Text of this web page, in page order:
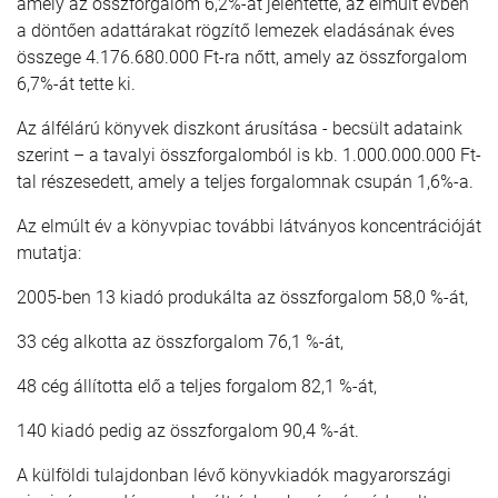
a döntően adattárakat rögzítő lemezek eladásának éves
összege 4.176.680.000 Ft-ra nőtt, amely az összforgalom
6,7%-át tette ki.
Az álfélárú könyvek diszkont árusítása - becsült adataink
szerint – a tavalyi összforgalomból is kb. 1.000.000.000 Ft-
tal részesedett, amely a teljes forgalomnak csupán 1,6%-a.
Az elmúlt év a könyvpiac további látványos koncentrációját
mutatja:
2005-ben 13 kiadó produkálta az összforgalom 58,0 %-át,
33 cég alkotta az összforgalom 76,1 %-át,
48 cég állította elő a teljes forgalom 82,1 %-át,
140 kiadó pedig az összforgalom 90,4 %-át.
A külföldi tulajdonban lévő könyvkiadók magyarországi